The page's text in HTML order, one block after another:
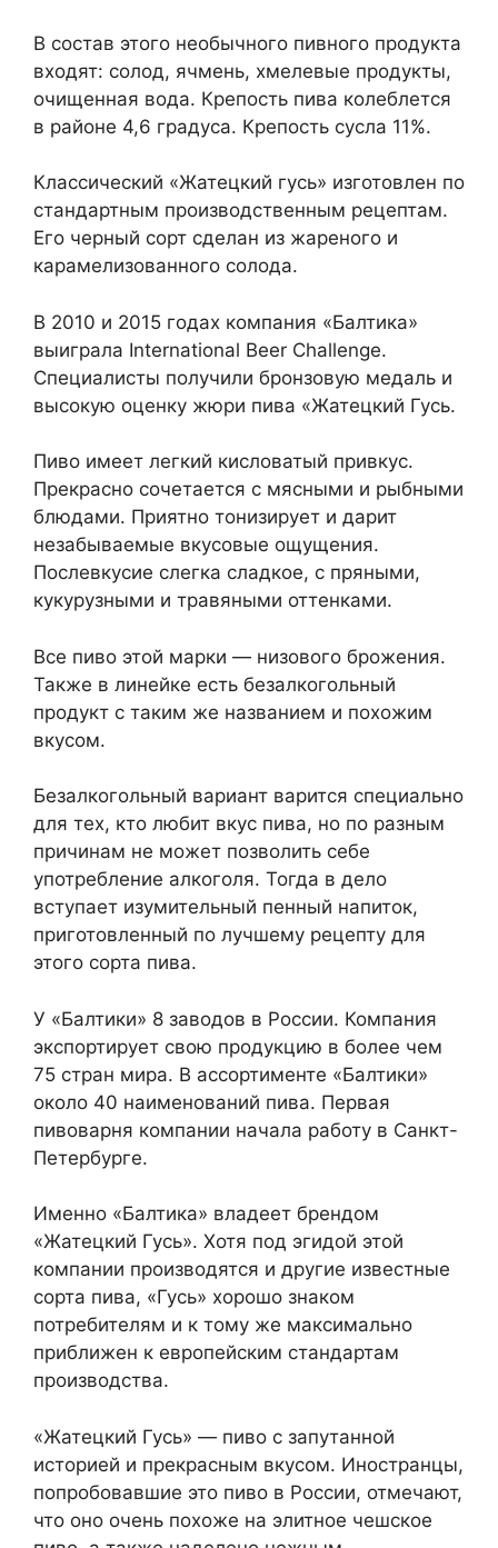
В состав этого необычного пивного продукта
входят: солод, ячмень, хмелевые продукты,
очищенная вода. Крепость пива колеблется
в районе 4,6 градуса. Крепость сусла 11%.
Классический «Жатецкий гусь» изготовлен по
стандартным производственным рецептам.
Его черный сорт сделан из жареного и
карамелизованного солода.
В 2010 и 2015 годах компания «Балтика»
выиграла International Beer Challenge.
Специалисты получили бронзовую медаль и
высокую оценку жюри пива «Жатецкий Гусь.
Пиво имеет легкий кисловатый привкус.
Прекрасно сочетается с мясными и рыбными
блюдами. Приятно тонизирует и дарит
незабываемые вкусовые ощущения.
Послевкусие слегка сладкое, с пряными,
кукурузными и травяными оттенками.
Все пиво этой марки — низового брожения.
Также в линейке есть безалкогольный
продукт с таким же названием и похожим
вкусом.
Безалкогольный вариант варится специально
для тех, кто любит вкус пива, но по разным
причинам не может позволить себе
употребление алкоголя. Тогда в дело
вступает изумительный пенный напиток,
приготовленный по лучшему рецепту для
этого сорта пива.
У «Балтики» 8 заводов в России. Компания
экспортирует свою продукцию в более чем
75 стран мира. В ассортименте «Балтики»
около 40 наименований пива. Первая
пивоварня компании начала работу в Санкт-
Петербурге.
Именно «Балтика» владеет брендом
«Жатецкий Гусь». Хотя под эгидой этой
компании производятся и другие известные
сорта пива, «Гусь» хорошо знаком
потребителям и к тому же максимально
приближен к европейским стандартам
производства.
«Жатецкий Гусь» — пиво с запутанной
историей и прекрасным вкусом. Иностранцы,
попробовавшие это пиво в России, отмечают,
что оно очень похоже на элитное чешское